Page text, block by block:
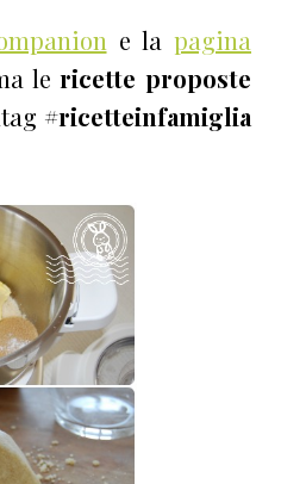
e lapagina
lericette proposte
#ricetteinfamiglia